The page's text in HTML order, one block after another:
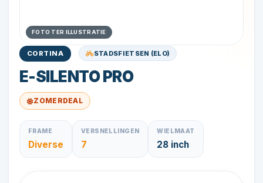
FOTO TER ILLUSTRATIE
CORTINA STADSFIETSEN (ELO)
E-SILENTO PRO
ZOMERDEAL
FRAME
Diverse
VERSNELLINGEN
7
WIELMAAT
28 inch